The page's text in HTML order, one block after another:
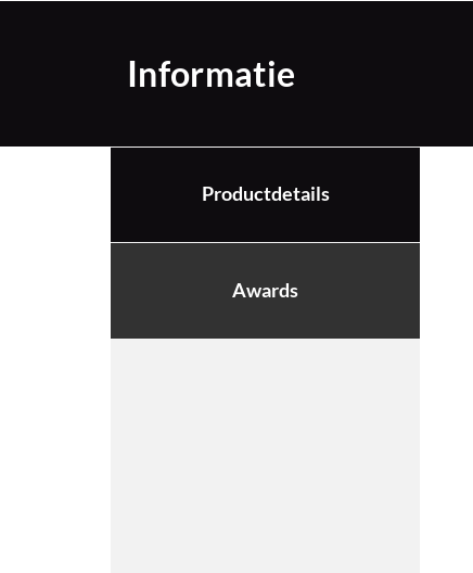
Informatie
Productdetails
Awards